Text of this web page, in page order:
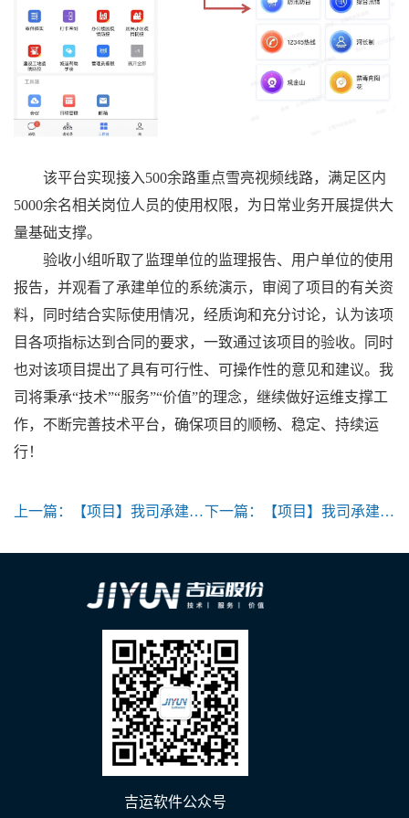
该平台实现接入500余路重点雪亮视频线路，满足区内
5000余名相关岗位人员的使用权限，为日常业务开展提供大
量基础支撑。
验收小组听取了监理单位的监理报告、用户单位的使用
报告，并观看了承建单位的系统演示，审阅了项目的有关资
料，同时结合实际使用情况，经质询和充分讨论，认为该项
目各项指标达到合同的要求，一致通过该项目的验收。同时
也对该项目提出了具有可行性、可操作性的意见和建议。我
司将秉承“技术”“服务”“价值”的理念，继续做好运维支撑工
作，不断完善技术平台，确保项目的顺畅、稳定、持续运
行！
上一篇： 【项目】我司承建的“金山区城市运行管理平台青少年综合服务子系统”正式启用 下一篇： 【项目】我司承建的“金山区大数据资源平台”项目通过专家组验收
吉运软件公众号